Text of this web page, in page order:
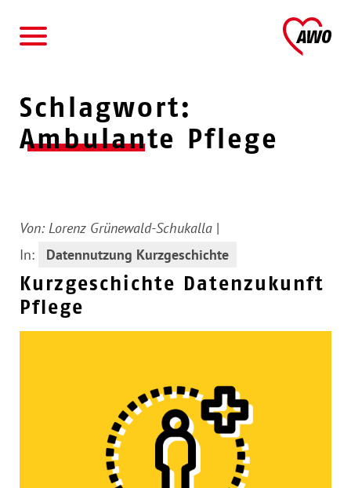
Schlagwort:
Ambulante Pflege
Von: Lorenz Grünewald-Schukalla |
In:
Datennutzung Kurzgeschichte
Kurzgeschichte Datenzukunft
Pflege